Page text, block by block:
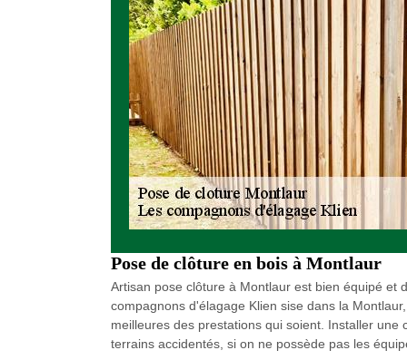
Pose de clôture en bois à Montlaur
Artisan pose clôture à Montlaur est bien équipé et
compagnons d'élagage Klien sise dans la
meilleures des prestations qui soient. Installer
terrains accidentés, si on ne possède pas les